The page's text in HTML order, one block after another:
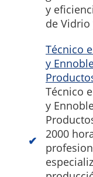
y
de Vidrio
Técnico
y
Técnico
y
2000